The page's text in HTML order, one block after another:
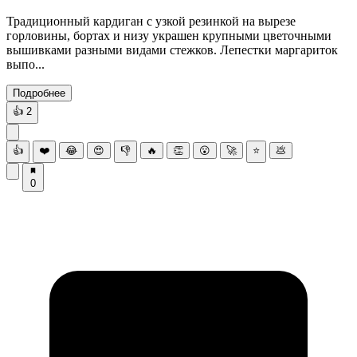
Традиционный кардиган с узкой резинкой на вырезе
горловины, бортах и низу украшен крупными цветочными
вышивками разными видами стежков. Лепестки маргариток
выпо...
Подробнее
👍 2
👍 ❤️ 😂 😍 👎 🔥 👏 😮 🚀 ⭐ 💩
0